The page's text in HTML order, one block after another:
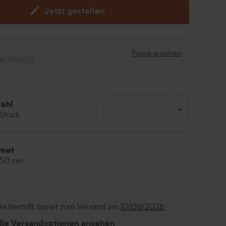
Jetzt gestalten
Preise ansehen
cm
bestellt, bereit zum Versand am 10/08/2026
Versandoptionen ansehen